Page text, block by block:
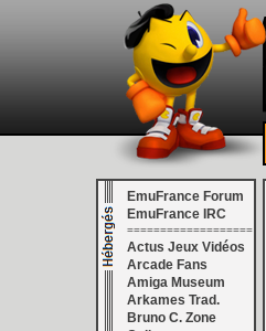
EmuFrance Forum
EmuFrance IRC
===================
Actus Jeux Vidéos
Arcade Fans
Amiga Museum
Arkames Trad.
Bruno C. Zone